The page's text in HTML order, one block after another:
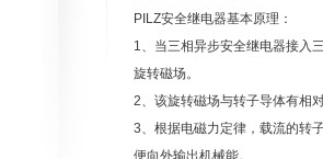
PILZ安全继电器基本原理：
1、当三相异步安全继电器接入
旋转磁场。
2、该旋转磁场与转子导体有相
3、根据电磁力定律，载流的转
便向外输出机械能。